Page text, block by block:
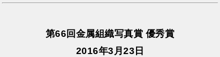
第66回金属組織写真賞 優秀賞
2016年3月23日